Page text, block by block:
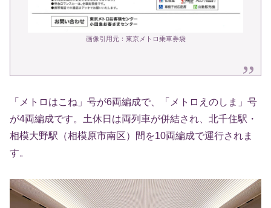
画像引用元：東京メトロ乗車券袋
「メトロはこね」号が6両編成で、「メトロえのしま」号
が4両編成です。土休日は両列車が併結され、北千住駅・
相模大野駅（相模原市南区）間を10両編成で運行されま
す。